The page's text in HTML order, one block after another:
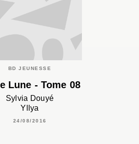
BD JEUNESSE
Lune - Tome 08
Sylvia Douyé
Yllya
24/08/2016